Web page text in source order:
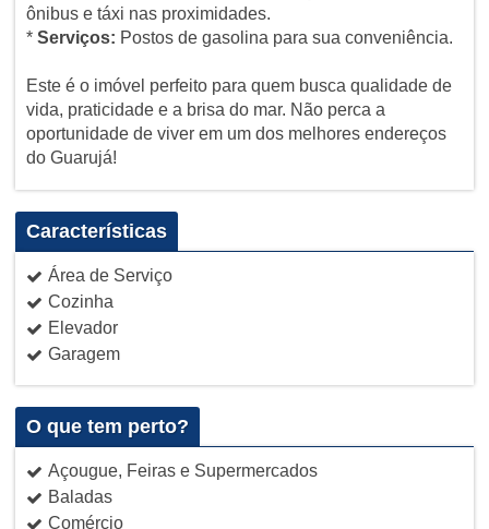
ônibus e táxi nas proximidades.
* Serviços: Postos de gasolina para sua conveniência.
Este é o imóvel perfeito para quem busca qualidade de
vida, praticidade e a brisa do mar. Não perca a
oportunidade de viver em um dos melhores endereços
do Guarujá!
Características
Área de Serviço
Cozinha
Elevador
Garagem
O que tem perto?
Açougue, Feiras e Supermercados
Baladas
Comércio